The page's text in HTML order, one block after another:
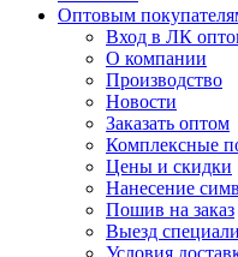
Оптовым
Вход в ЛК
О компании
Производство
Новости
Заказать оптом
Комплексные
Цены и скидки
Нанесение
Пошив на заказ
Выезд
Условия